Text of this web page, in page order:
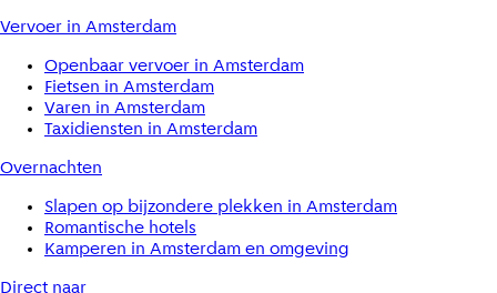
Vervoer in Amsterdam
Openbaar vervoer in Amsterdam
Fietsen in Amsterdam
Varen in Amsterdam
Taxidiensten in Amsterdam
Overnachten
Slapen op bijzondere plekken in Amsterdam
Romantische hotels
Kamperen in Amsterdam en omgeving
Direct naar